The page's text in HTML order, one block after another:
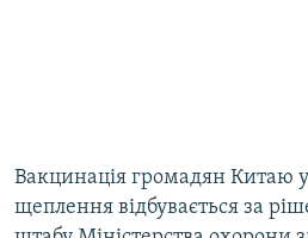
Вакцинація громадян Китаю
щеплення відбувається за